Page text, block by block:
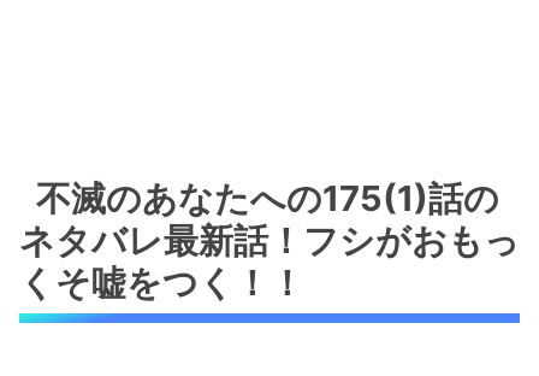
不滅のあなたへの175(1)話の
ネタバレ最新話！フシがおもっ
くそ嘘をつく！！